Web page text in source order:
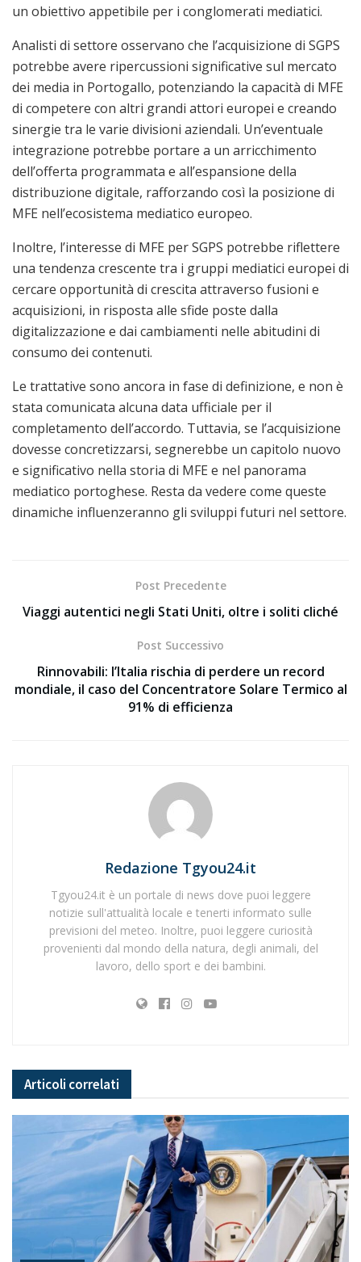
un obiettivo appetibile per i conglomerati mediatici.
Analisti di settore osservano che l’acquisizione di SGPS
potrebbe avere ripercussioni significative sul mercato
dei media in Portogallo, potenziando la capacità di MFE
di competere con altri grandi attori europei e creando
sinergie tra le varie divisioni aziendali. Un’eventuale
integrazione potrebbe portare a un arricchimento
dell’offerta programmata e all’espansione della
distribuzione digitale, rafforzando così la posizione di
MFE nell’ecosistema mediatico europeo.
Inoltre, l’interesse di MFE per SGPS potrebbe riflettere
una tendenza crescente tra i gruppi mediatici europei di
cercare opportunità di crescita attraverso fusioni e
acquisizioni, in risposta alle sfide poste dalla
digitalizzazione e dai cambiamenti nelle abitudini di
consumo dei contenuti.
Le trattative sono ancora in fase di definizione, e non è
stata comunicata alcuna data ufficiale per il
completamento dell’accordo. Tuttavia, se l’acquisizione
dovesse concretizzarsi, segnerebbe un capitolo nuovo
e significativo nella storia di MFE e nel panorama
mediatico portoghese. Resta da vedere come queste
dinamiche influenzeranno gli sviluppi futuri nel settore.
Post Precedente
Viaggi autentici negli Stati Uniti, oltre i soliti cliché
Post Successivo
Rinnovabili: l’Italia rischia di perdere un record
mondiale, il caso del Concentratore Solare Termico al
91% di efficienza
Redazione Tgyou24.it
Tgyou24.it è un portale di news dove puoi leggere
notizie sull'attualità locale e tenerti informato sulle
previsioni del meteo. Inoltre, puoi leggere curiosità
provenienti dal mondo della natura, degli animali, del
lavoro, dello sport e dei bambini.
Articoli correlati